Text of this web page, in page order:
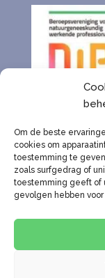
Om de beste
cookies om
toestemming te
zoals surfgedrag of
toestemming geeft of
gevolgen hebben